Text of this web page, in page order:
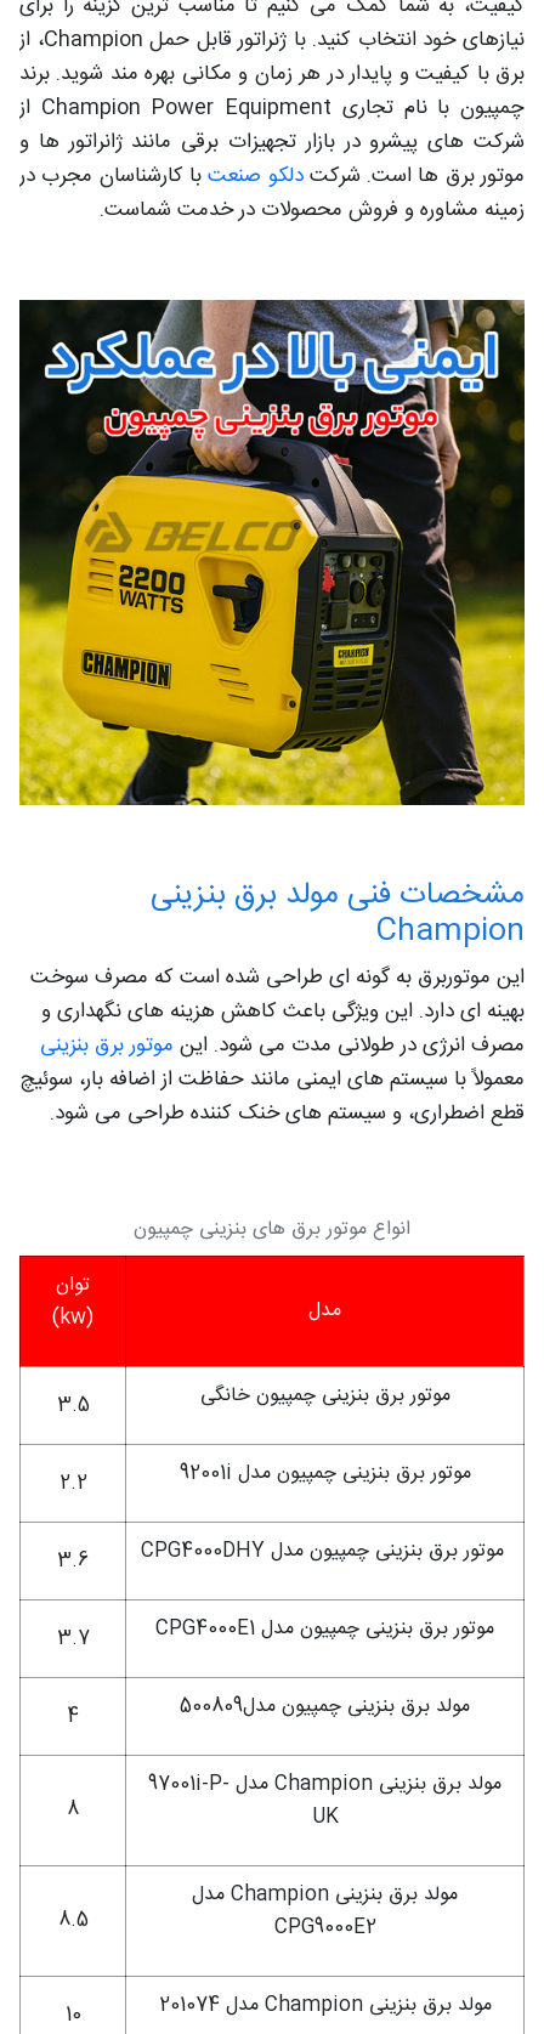
نیازهای خود انتخاب کنید. با ژنراتور قابل حمل Champion، از
برق با کیفیت و پایدار در هر زمان و مکانی بهره مند شوید. برند
چمپیون با نام تجاری Champion Power Equipment از
شرکت های پیشرو در بازار تجهیزات برقی مانند ژانراتور ها و
موتور برق ها است. شرکتدلکو صنعتبا کارشناسان مجرب در
زمینه مشاوره و فروش محصولات در خدمت شماست.
مشخصات فنی مولد برق بنزینی
Champion
این موتوربرق به گونه ای طراحی شده است که مصرف سوخت
بهینه ای دارد. این ویژگی باعث کاهش هزینه های نگهداری و
مصرف انرژی در طولانی مدت می شود. این موتور برق بنزینی
معمولاً با سیستم های ایمنی مانند حفاظت از اضافه بار، سوئیچ
قطع اضطراری، و سیستم های خنک کننده طراحی می شود.
انواع موتور برق های بنزینی چمپیون
مدل
توان
(kw)
موتور برق بنزینی چمپیون خانگی 3.5
موتور برق بنزینی چمپیون مدل 92001i 2.2
موتور برق بنزینی چمپیون مدل CPG4000DHY 3.6
موتور برق بنزینی چمپیون مدل CPG4000E1 3.7
مولد برق بنزینی چمپیون مدل500809 4
مولد برق بنزینی Champion مدل 97001i-P-
UK
8
مولد برق بنزینی Champion مدل
CPG9000E2
8.5
مولد برق بنزینی Champion مدل 201074 10